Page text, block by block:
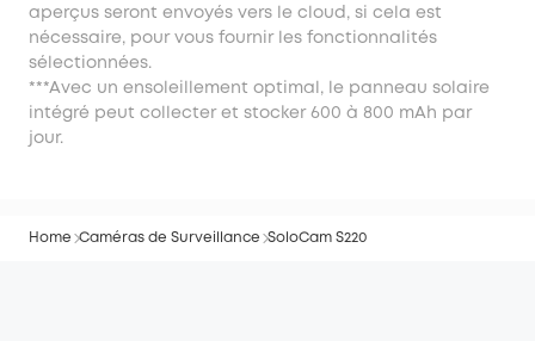
aperçus seront envoyés vers le cloud, si cela est
nécessaire, pour vous fournir les fonctionnalités
sélectionnées.
***Avec un ensoleillement optimal, le panneau solaire
intégré peut collecter et stocker 600 à 800 mAh par
jour.
Home Caméras de Surveillance SoloCam S220